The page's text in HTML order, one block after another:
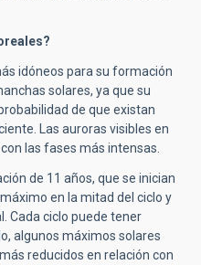
idóneos para su formación
solares, ya que su
de que existan
Las auroras visibles en
las fases más intensas.
de 11 años, que se inician
en la mitad del ciclo y
Cada ciclo puede tener
algunos máximos solares
reducidos en relación con